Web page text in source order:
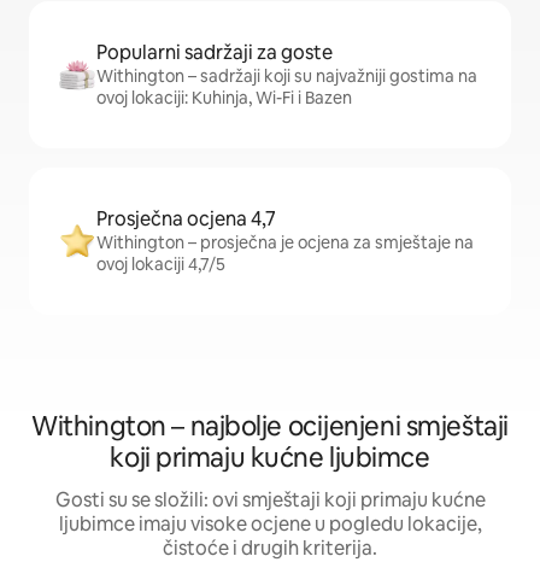
Popularni sadržaji za goste
Withington – sadržaji koji su najvažniji gostima na
ovoj lokaciji: Kuhinja, Wi-Fi i Bazen
Prosječna ocjena 4,7
Withington – prosječna je ocjena za smještaje na
ovoj lokaciji 4,7/5
Withington – najbolje ocijenjeni smještaji
koji primaju kućne ljubimce
Gosti su se složili: ovi smještaji koji primaju kućne
ljubimce imaju visoke ocjene u pogledu lokacije,
čistoće i drugih kriterija.